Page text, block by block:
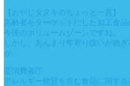
【おやじタヌキのちょっと一言】
高齢者をターゲットにした加工食品
今後のボリュームゾーンですね。
しかし、あんまり年寄り扱いが過
が。
②消費者庁
アレルギー物質を含む食品に関す